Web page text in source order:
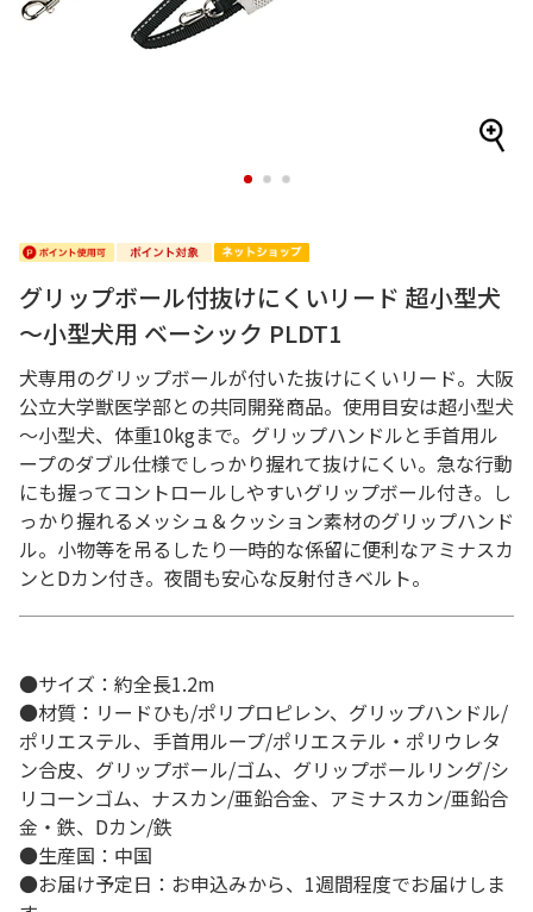
1 2 3
グリップボール付抜けにくいリード 超小型犬
～小型犬用 ベーシック PLDT1
犬専用のグリップボールが付いた抜けにくいリード。大阪
公立大学獣医学部との共同開発商品。使用目安は超小型犬
～小型犬、体重10kgまで。グリップハンドルと手首用ル
ープのダブル仕様でしっかり握れて抜けにくい。急な行動
にも握ってコントロールしやすいグリップボール付き。し
っかり握れるメッシュ＆クッション素材のグリップハンド
ル。小物等を吊るしたり一時的な係留に便利なアミナスカ
ンとDカン付き。夜間も安心な反射付きベルト。
●サイズ：約全長1.2m
●材質：リードひも/ポリプロピレン、グリップハンドル/
ポリエステル、手首用ループ/ポリエステル・ポリウレタ
ン合皮、グリップボール/ゴム、グリップボールリング/シ
リコーンゴム、ナスカン/亜鉛合金、アミナスカン/亜鉛合
金・鉄、Dカン/鉄
●生産国：中国
●お届け予定日：お申込みから、1週間程度でお届けしま